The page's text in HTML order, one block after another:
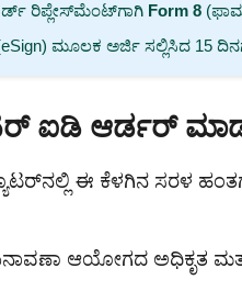
ರಿಪ್ಲೇಸ್‌ಮೆಂಟ್‌ಗಾಗಿ Form 8
ಮೂಲಕ ಅರ್ಜಿ ಸಲ್ಲಿಸಿದ 15
ಐಡಿ ಆರ್ಡರ್
ಈ ಕೆಳಗಿನ ಸರಳ
ಆಯೋಗದ ಅಧಿಕೃತ